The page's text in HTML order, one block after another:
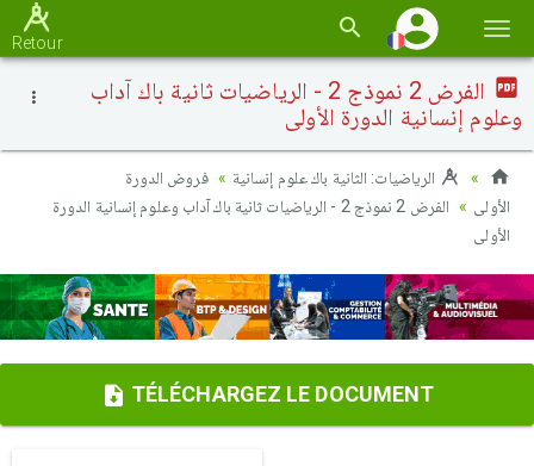
la
Retour
الفرض 2 نموذج 2 - الرياضيات ثانية باك آداب
وعلوم إنسانية الدورة الأولى
الرياضيات: الثانية باك علوم إنسانية
فروض الدورة
الأولى
الفرض 2 نموذج 2 - الرياضيات ثانية باك آداب وعلوم إنسانية الدورة
الأولى
TÉLÉCHARGEZ LE DOCUMENT